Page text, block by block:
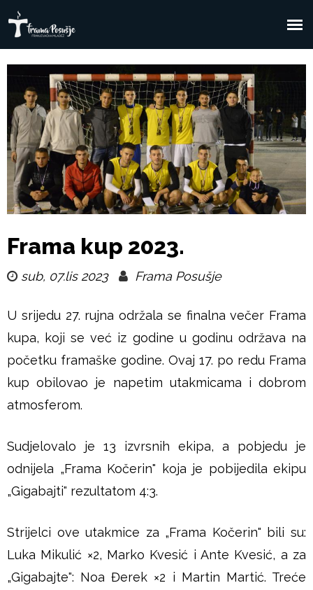
izbornik
sadržaj
F
a
m
a
o
u
š
Frama kup 2023.
sub, 07.lis 2023 Frama Posušje
U srijedu 27. rujna održala se finalna večer Frama
kupa, koji se već iz godine u godinu održava na
početku framaške godine. Ovaj 17. po redu Frama
kup obilovao je napetim utakmicama i dobrom
atmosferom.
Sudjelovalo je 13 izvrsnih ekipa, a pobjedu je
odnijela „Frama Kočerin" koja je pobijedila ekipu
„Gigabajti" rezultatom 4:3.
Strijelci ove utakmice za „Frama Kočerin" bili su:
Luka Mikulić ×2, Marko Kvesić i Ante Kvesić, a za
„Gigabajte": Noa Đerek ×2 i Martin Martić. Treće